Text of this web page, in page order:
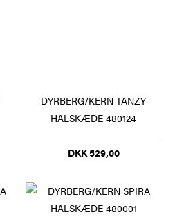
DYRBERG/KERN TANZY
HALSKÆDE 480124
DKK 529,00